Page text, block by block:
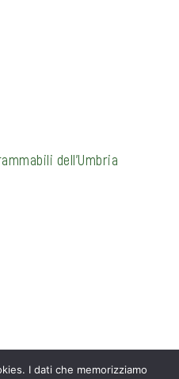
dell’Umbria
I dati che memorizziamo